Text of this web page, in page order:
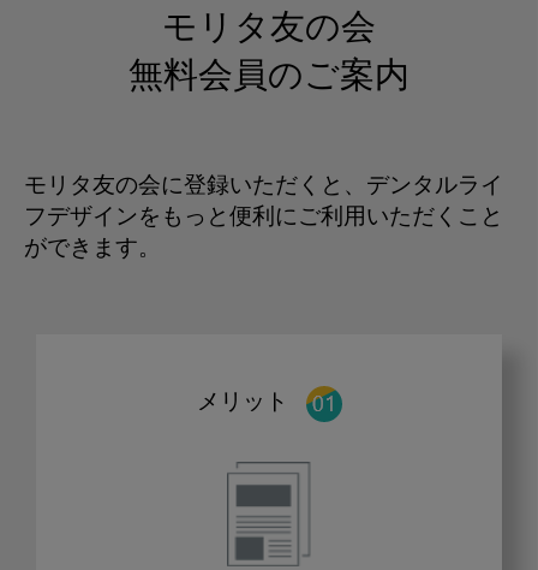
モリタ友の会
無料会員のご案内
モリタ友の会に登録いただくと、デンタルライ
フデザインをもっと便利にご利用いただくこと
ができます。
メリット